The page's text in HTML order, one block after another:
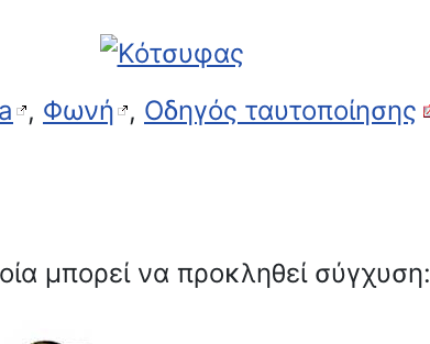
, Φωνή , Οδηγός ταυτοποίησης
μπορεί να προκληθεί σύγχυση: